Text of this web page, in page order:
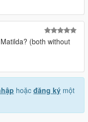
(both without
hoặc đăng ký một